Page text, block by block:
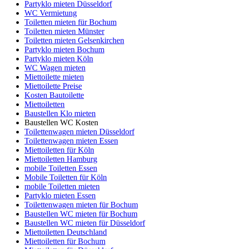
Partyklo mieten Düsseldorf
WC Vermietung
Toiletten mieten für Bochum
Toiletten mieten Münster
Toiletten mieten Gelsenkirchen
Partyklo mieten Bochum
Partyklo mieten Köln
WC Wagen mieten
Miettoilette mieten
Miettoilette Preise
Kosten Bautoilette
Miettoiletten
Baustellen Klo mieten
Baustellen WC Kosten
Toilettenwagen mieten Düsseldorf
Toilettenwagen mieten Essen
Miettoiletten für Köln
Miettoiletten Hamburg
mobile Toiletten Essen
Mobile Toiletten für Köln
mobile Toiletten mieten
Partyklo mieten Essen
Toilettenwagen mieten für Bochum
Baustellen WC mieten für Bochum
Baustellen WC mieten für Düsseldorf
Miettoiletten Deutschland
Miettoiletten für Bochum